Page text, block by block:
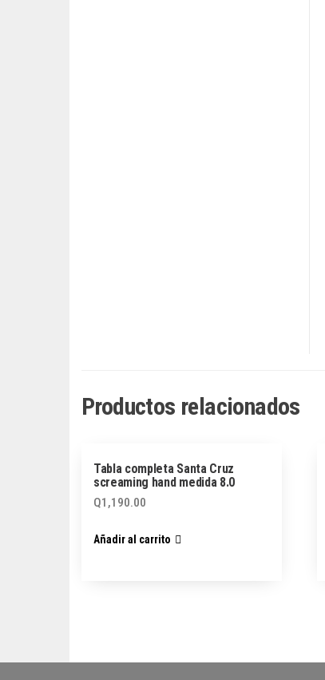
Productos relacionados
Tabla completa Santa Cruz
screaming hand medida 8.0
Q1,190.00
Añadir al carrito